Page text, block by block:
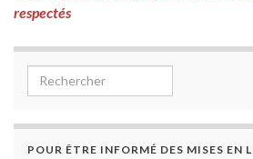
respectés
Search for:
POUR ÊTRE INFORMÉ DES MISES EN